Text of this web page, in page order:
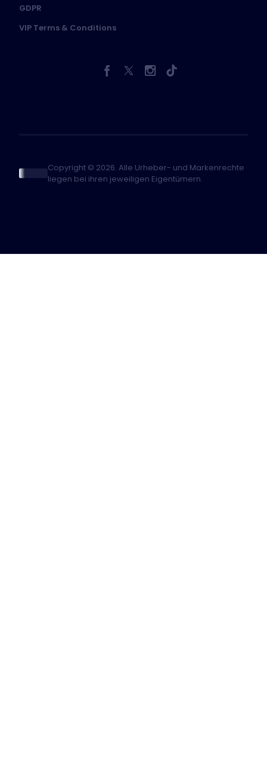
GDPR
VIP Terms & Conditions
Copyright © 2026. Alle Urheber- und Markenrechte
liegen bei ihren jeweiligen Eigentümern.